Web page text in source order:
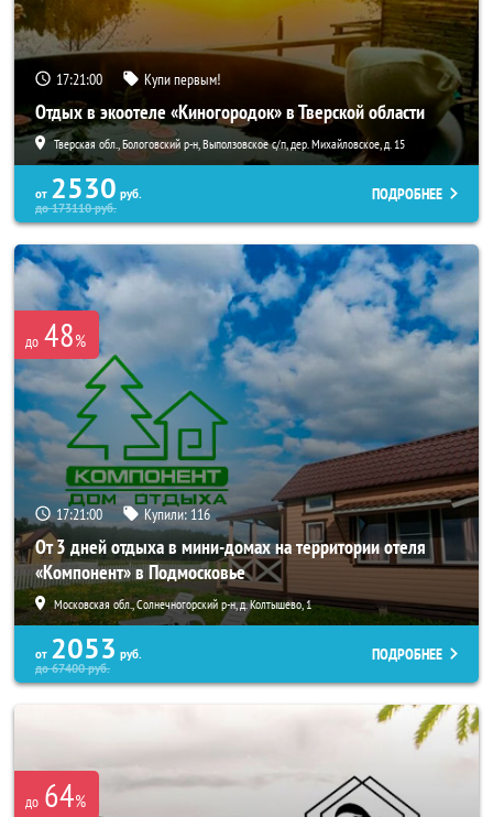
17:21:00 Купи первым!
Отдых в экоотеле «Киногородок» в Тверской области
Тверская обл., Бологовский р-н, Выползовское с/п, дер. Михайловское, д. 15
от 2530 руб.
до173110руб.
ПОДРОБНЕЕ
до 48%
17:21:00 Купили: 116
От 3 дней отдыха в мини-домах на территории отеля
«Компонент» в Подмосковье
Московская обл., Солнечногорский р-н, д. Колтышево, 1
от 2053 руб.
до67400руб.
ПОДРОБНЕЕ
до 64%